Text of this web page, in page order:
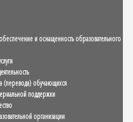
и оснащенность образовательного
(перевода) обучающихся
поддержки
организации